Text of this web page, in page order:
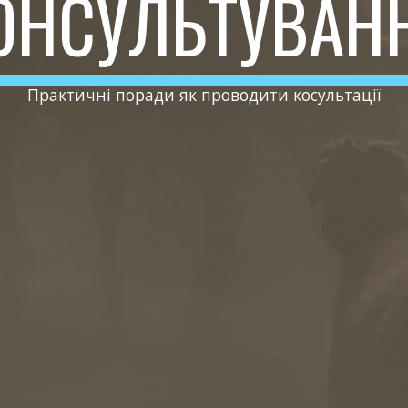
Практичні поради як проводити косультації